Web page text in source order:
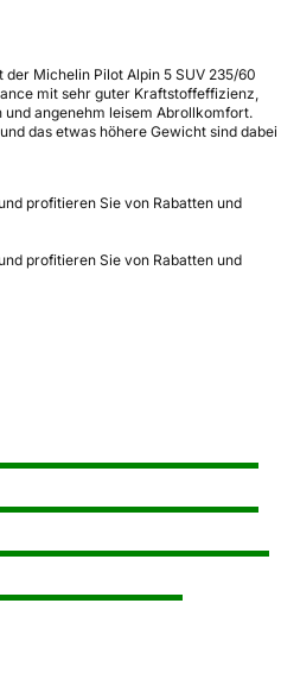
Michelin Pilot Alpin 5 SUV 235/60
mit sehr guter Kraftstoffeffizienz,
angenehm leisem Abrollkomfort.
das etwas höhere Gewicht sind dabei
profitieren Sie von Rabatten und
profitieren Sie von Rabatten und